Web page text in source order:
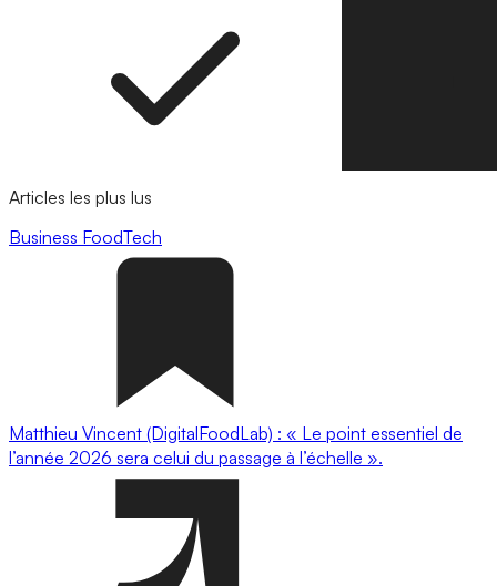
Articles les plus lus
Business FoodTech
Matthieu Vincent (DigitalFoodLab) : « Le point essentiel de
l’année 2026 sera celui du passage à l’échelle ».